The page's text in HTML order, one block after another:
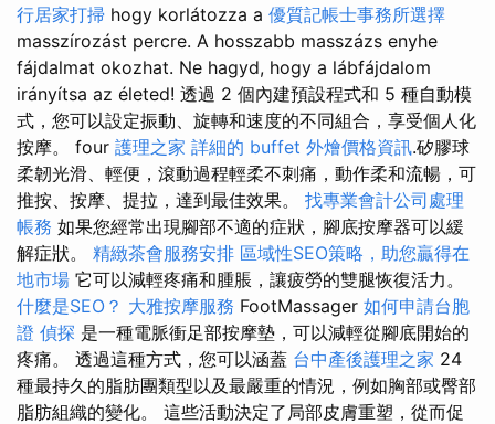
行居家打掃 hogy korlátozza a 優質記帳士事務所選擇
masszírozást percre. A hosszabb masszázs enyhe
fájdalmat okozhat. Ne hagyd, hogy a lábfájdalom
irányítsa az életed! 透過 2 個內建預設程式和 5 種自動模
式，您可以設定振動、旋轉和速度的不同組合，享受個人化
按摩。 four 護理之家 詳細的 buffet 外燴價格資訊.矽膠球
柔韌光滑、輕便，滾動過程輕柔不刺痛，動作柔和流暢，可
推按、按摩、提拉，達到最佳效果。 找專業會計公司處理
帳務 如果您經常出現腳部不適的症狀，腳底按摩器可以緩
解症狀。 精緻茶會服務安排 區域性SEO策略，助您贏得在
地市場 它可以減輕疼痛和腫脹，讓疲勞的雙腿恢復活力。
什麼是SEO？ 大雅按摩服務 FootMassager 如何申請台胞
證 偵探 是一種電脈衝足部按摩墊，可以減輕從腳底開始的
疼痛。 透過這種方式，您可以涵蓋 台中產後護理之家 24
種最持久的脂肪團類型以及最嚴重的情況，例如胸部或臀部
脂肪組織的變化。 這些活動決定了局部皮膚重塑，從而促